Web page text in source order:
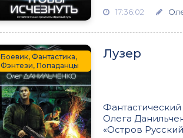
17:36:02
Боевик, Фантастика,
Фэнтези, Попаданцы
Лузер
Олега
«Остров